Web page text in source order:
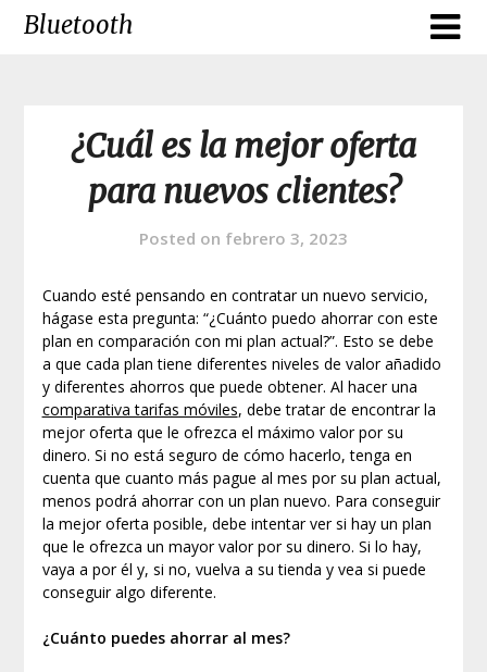
SkipBluetooth
¿Cuál es la mejor oferta
para nuevos clientes?
Posted on febrero 3, 2023
Cuando esté pensando en contratar un nuevo servicio,
hágase esta pregunta: “¿Cuánto puedo ahorrar con este
plan en comparación con mi plan actual?”. Esto se debe
a que cada plan tiene diferentes niveles de valor añadido
y diferentes ahorros que puede obtener. Al hacer una
comparativa tarifas móviles, debe tratar de encontrar la
mejor oferta que le ofrezca el máximo valor por su
dinero. Si no está seguro de cómo hacerlo, tenga en
cuenta que cuanto más pague al mes por su plan actual,
menos podrá ahorrar con un plan nuevo. Para conseguir
la mejor oferta posible, debe intentar ver si hay un plan
que le ofrezca un mayor valor por su dinero. Si lo hay,
vaya a por él y, si no, vuelva a su tienda y vea si puede
conseguir algo diferente.
¿Cuánto puedes ahorrar al mes?